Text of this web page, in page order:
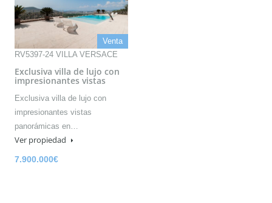
Venta
RV5397-24 VILLA VERSACE
Exclusiva villa de lujo con
impresionantes vistas
Exclusiva villa de lujo con
impresionantes vistas
panorámicas en…
Ver propiedad
7.900.000€